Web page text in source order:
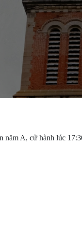
A, cử hành lúc